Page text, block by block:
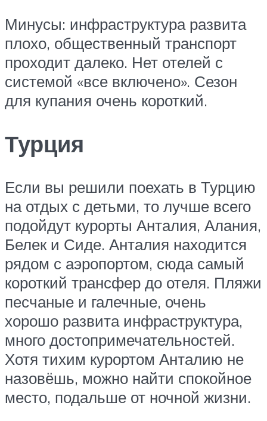
Минусы: инфраструктура развита
плохо, общественный транспорт
проходит далеко. Нет отелей с
системой «все включено». Сезон
для купания очень короткий.
Турция
Если вы решили поехать в Турцию
на отдых с детьми, то лучше всего
подойдут курорты Анталия, Алания,
Белек и Сиде. Анталия находится
рядом с аэропортом, сюда самый
короткий трансфер до отеля. Пляжи
песчаные и галечные, очень
хорошо развита инфраструктура,
много достопримечательностей.
Хотя тихим курортом Анталию не
назовёшь, можно найти спокойное
место, подальше от ночной жизни.